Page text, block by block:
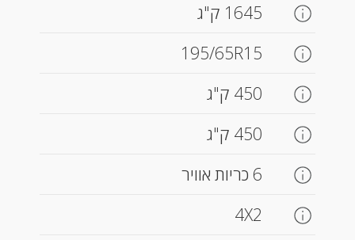
1645 ק"ג
195/65R15
450 ק"ג
450 ק"ג
6 כריות אוויר
4X2